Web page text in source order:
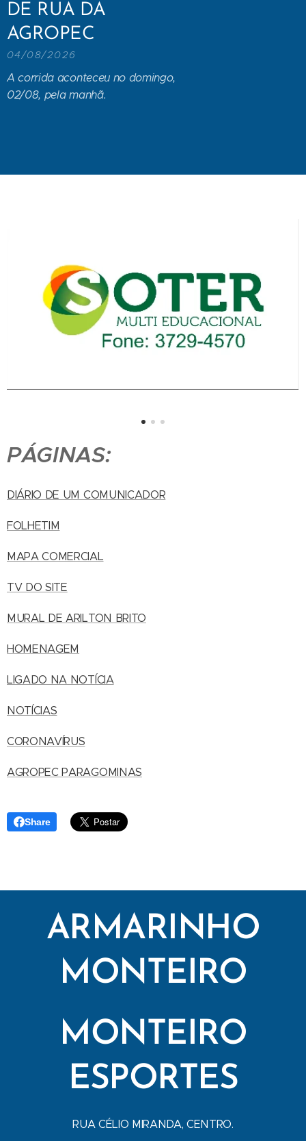
DE RUA DA
AGROPEC
04/08/2026
A corrida aconteceu no domingo,
02/08, pela manhã.
PÁGINAS:
DIÁRIO DE UM COMUNICADOR
FOLHETIM
MAPA COMERCIAL
TV DO SITE
MURAL DE ARILTON BRITO
HOMENAGEM
LIGADO NA NOTÍCIA
NOTÍCIAS
CORONAVÍRUS
AGROPEC PARAGOMINAS
Share
ARMARINHO
MONTEIRO
MONTEIRO
ESPORTES
RUA CÉLIO MIRANDA, CENTRO.